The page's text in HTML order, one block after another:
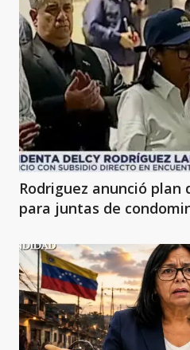
Rodriguez anunció
para juntas de